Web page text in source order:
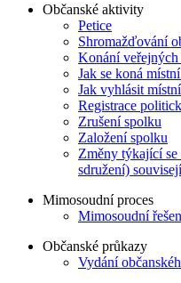
Občanské aktivity
Petice
Shromažďování
Konání veřejných
Jak se koná
Jak vyhlásit
Registrace
Zrušení spolku
Založení spolku
Změny týkající
sdružení)
Mimosoudní proces
Mimosoudní
Občanské průkazy
Vydání